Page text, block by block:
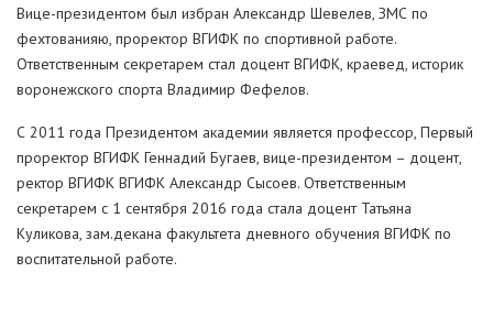
Вице-президентом был избран Александр Шевелев, ЗМС по
фехтованияю, проректор ВГИФК по спортивной работе.
Ответственным секретарем стал доцент ВГИФК, краевед, историк
воронежского спорта Владимир Фефелов.
С 2011 года Президентом академии является профессор, Первый
проректор ВГИФК Геннадий Бугаев, вице-президентом – доцент,
ректор ВГИФК ВГИФК Александр Сысоев. Ответственным
секретарем с 1 сентября 2016 года стала доцент Татьяна
Куликова, зам.декана факультета дневного обучения ВГИФК по
воспитательной работе.